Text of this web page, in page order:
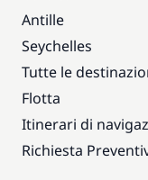
Antille
Seychelles
Tutte le
Flotta
Itinerari di
Richiesta